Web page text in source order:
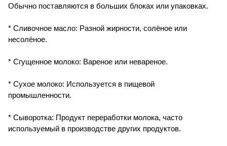
Обычно поставляются в больших блоках или упаковках.
* Сливочное масло: Разной жирности, солёное или
несолёное.
* Сгущенное молоко: Вареное или невареное.
* Сухое молоко: Используется в пищевой
промышленности.
* Сыворотка: Продукт переработки молока, часто
используемый в производстве других продуктов.